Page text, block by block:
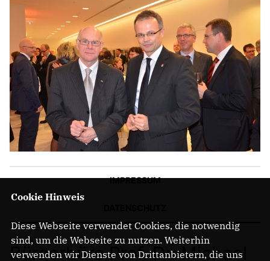
IMPRESSUM
Bürgerbüro Prof. Dr. Michael
Cookie Hinweis
Diese Webseite verwendet Cookies, die notwendig
sind, um die Webseite zu nutzen. Weiterhin
verwenden wir Dienste von Drittanbietern, die uns